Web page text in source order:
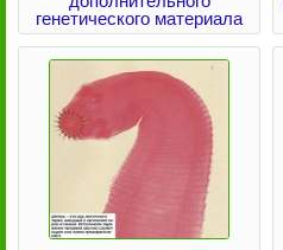
генетического материала